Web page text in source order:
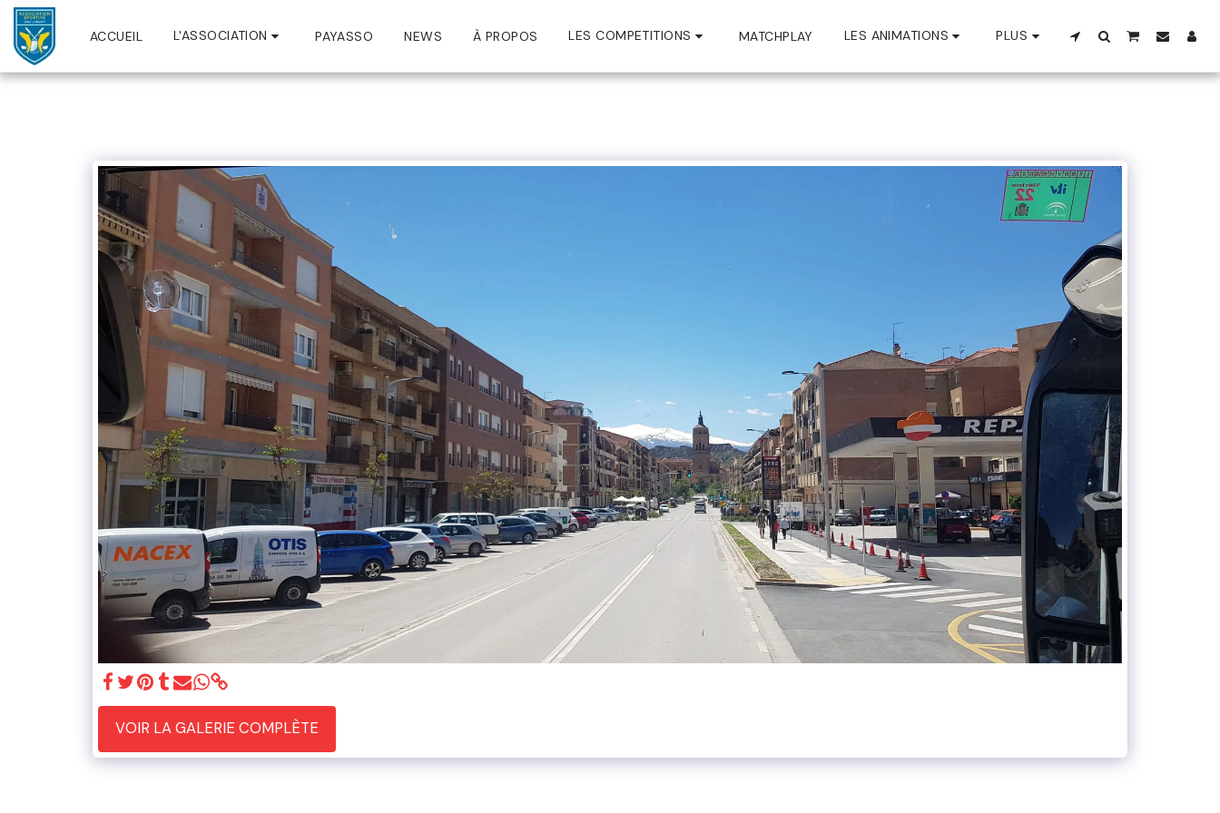
ACCUEIL L'ASSOCIATION PAYASSO NEWS À PROPOS LES COMPETITIONS MATCHPLAY LES ANIMATIONS PLUS
VOIR LA GALERIE COMPLÈTE